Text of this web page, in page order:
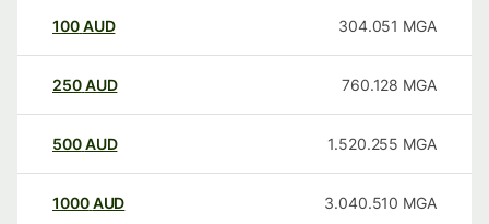
100AUD 304.051 MGA
250AUD 760.128 MGA
500AUD 1.520.255 MGA
1000AUD 3.040.510 MGA